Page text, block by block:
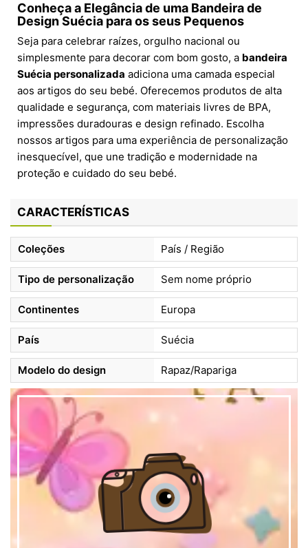
Conheça a Elegância de uma Bandeira de
Design Suécia para os seus Pequenos
Seja para celebrar raízes, orgulho nacional ou
simplesmente para decorar com bom gosto, a bandeira
Suécia personalizada adiciona uma camada especial
aos artigos do seu bebé. Oferecemos produtos de alta
qualidade e segurança, com materiais livres de BPA,
impressões duradouras e design refinado. Escolha
nossos artigos para uma experiência de personalização
inesquecível, que une tradição e modernidade na
proteção e cuidado do seu bebé.
CARACTERÍSTICAS
Coleções País / Região
Tipo de personalização Sem nome próprio
Continentes Europa
País Suécia
Modelo do design Rapaz/Rapariga